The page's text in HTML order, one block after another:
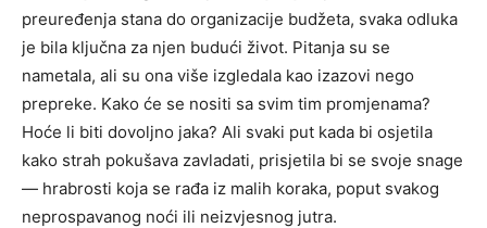
preuređenja stana do organizacije budžeta, svaka odluka
je bila ključna za njen budući život. Pitanja su se
nametala, ali su ona više izgledala kao izazovi nego
prepreke. Kako će se nositi sa svim tim promjenama?
Hoće li biti dovoljno jaka? Ali svaki put kada bi osjetila
kako strah pokušava zavladati, prisjetila bi se svoje snage
— hrabrosti koja se rađa iz malih koraka, poput svakog
neprospavanog noći ili neizvjesnog jutra.